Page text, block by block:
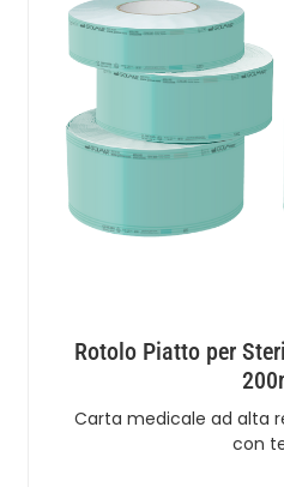
Rotolo Piatto per
Carta medicale ad alta
con